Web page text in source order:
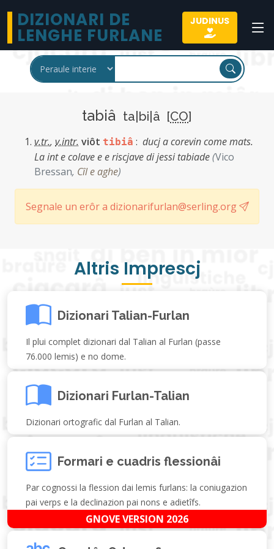
DIZIONARI DE
LENGHE FURLANE
JUDINUS
tabiâ ta|bi|â [CO]
v.tr., v.intr. viôt tibiâ : ducj a corevin come mats.
La int e colave e e riscjave di jessi tabiade(Vico
Bressan, Cîl e aghe)
Segnale un erôr a dizionarifurlan@serling.org
Altris Imprescj
Dizionari Talian-Furlan
Il plui complet dizionari dal Talian al Furlan (passe
76.000 lemis) e no dome.
Dizionari Furlan-Talian
Dizionari ortografic dal Furlan al Talian.
Formari e cuadris flessionâi
Par cognossi la flession dai lemis furlans: la coniugazion
pai verps e la declinazion pai nons e adietîfs.
GNOVE VERSION 2026